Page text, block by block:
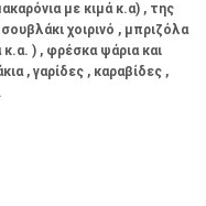
με κιμά κ.α) , της
χοιρινό , μπριζόλα
κ.α. ) , φρέσκα ψάρια και
, γαρίδες , καραβίδες ,